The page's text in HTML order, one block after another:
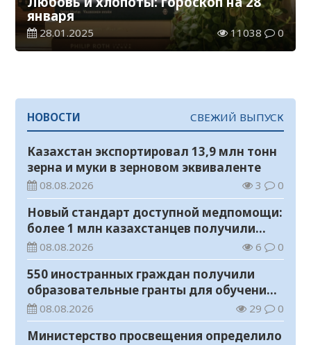
января
28.01.2025 11038 0
НОВОСТИ СВЕЖИЙ ВЫПУСК
Казахстан экспортировал 13,9 млн тонн
зерна и муки в зерновом эквиваленте
08.08.2026 3 0
Новый стандарт доступной медпомощи:
более 1 млн казахстанцев получили
телемедицинские услуги
08.08.2026 6 0
550 иностранных граждан получили
образовательные гранты для обучения в
Казахстане
08.08.2026 29 0
Министерство просвещения определило